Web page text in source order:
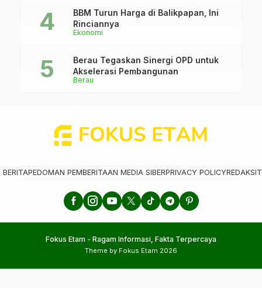
Ekonomi
BBM Turun Harga di Balikpapan, Ini
Rinciannya
Berau
Berau Tegaskan Sinergi OPD untuk
Akselerasi Pembangunan
BERITAPEDOMAN PEMBERITAAN MEDIA SIBERPRIVACY POLICYREDAKSI
Fokus Etam - Ragam Informasi, Fakta Terpercaya
Theme by Fokus Etam 2026